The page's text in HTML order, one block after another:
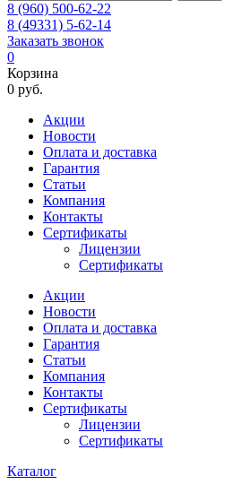
8 (960) 500-62-22
8 (49331) 5-62-14
Заказать звонок
0
Корзина
0 руб.
Акции
Новости
Оплата и доставка
Гарантия
Статьи
Компания
Контакты
Сертификаты
Лицензии
Сертификаты
Акции
Новости
Оплата и доставка
Гарантия
Статьи
Компания
Контакты
Сертификаты
Лицензии
Сертификаты
Каталог